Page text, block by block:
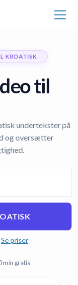
KROATISK
til
undertekster på
og oversætter
Se priser
min gratis